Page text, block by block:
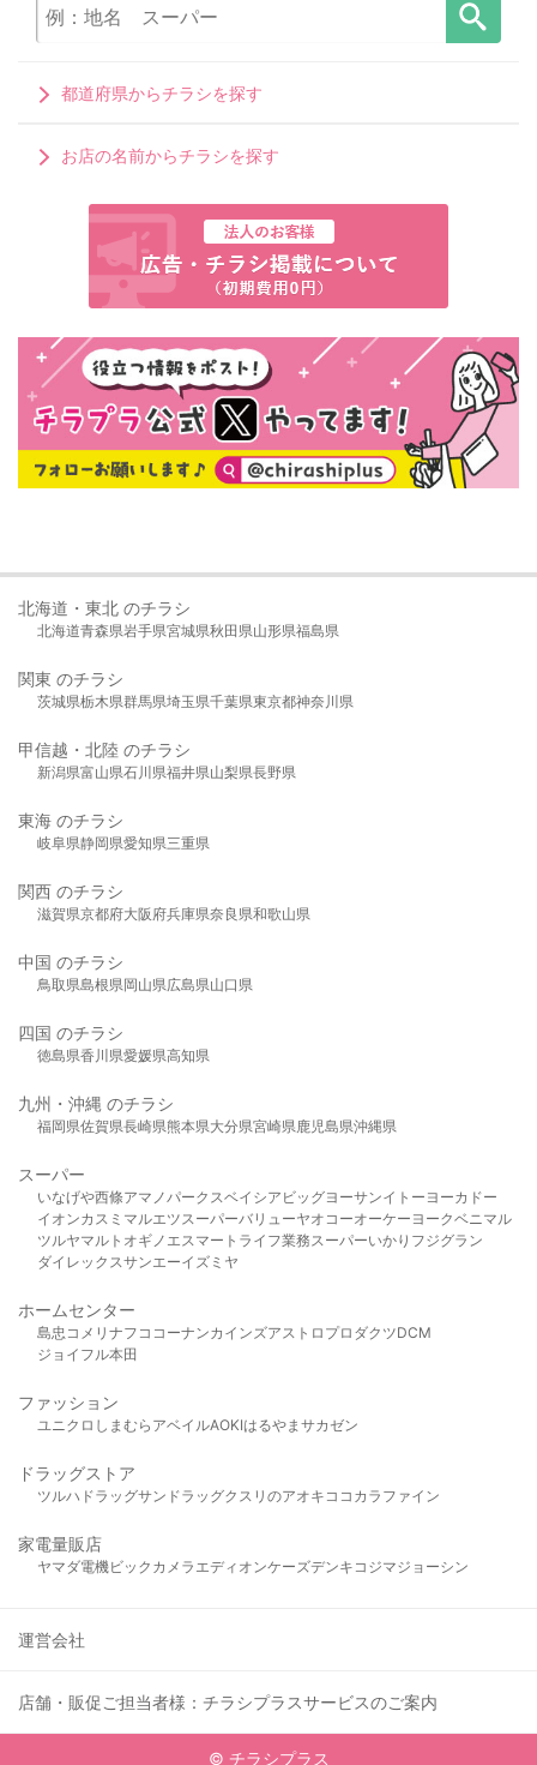
都道府県からチラシを探す
お店の名前からチラシを探す
北海道・東北 のチラシ
北海道青森県岩手県宮城県秋田県山形県福島県
関東 のチラシ
茨城県栃木県群馬県埼玉県千葉県東京都神奈川県
甲信越・北陸 のチラシ
新潟県富山県石川県福井県山梨県長野県
東海 のチラシ
岐阜県静岡県愛知県三重県
関西 のチラシ
滋賀県京都府大阪府兵庫県奈良県和歌山県
中国 のチラシ
鳥取県島根県岡山県広島県山口県
四国 のチラシ
徳島県香川県愛媛県高知県
九州・沖縄 のチラシ
福岡県佐賀県長崎県熊本県大分県宮崎県 鹿児島県沖縄県
スーパー
いなげや西條アマノパークスベイシア ビッグヨーサンイトーヨーカドー
イオンカスミ マルエツ スーパーバリューヤオコーオーケー ヨークベニマル
ツルヤマルト オギノ エスマート ライフ業務スーパーいかり フジグラン
ダイレックスサンエーイズミヤ
ホームセンター
島忠 コメリ ナフコ コーナンカインズアストロプロダクツDCM
ジョイフル本田
ファッション
ユニクロ しまむら アベイルAOKIはるやま サカゼン
ドラッグストア
ツルハドラッグサンドラッグクスリのアオキ ココカラファイン
家電量販店
ヤマダ電機ビックカメラ エディオンケーズデンキ コジマジョーシン
運営会社
店舗・販促ご担当者様：チラシプラスサービスのご案内
© チラシプラス